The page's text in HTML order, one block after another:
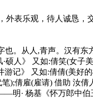
表乐观，待人诚恳，
也。从人,青声。汉
》 又如:倩笑(女子
》 又如:倩倩(美好
);倩雇(雇请) 借助
· 杨基《怀万郎中